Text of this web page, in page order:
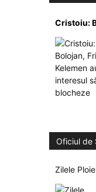
Cristoiu:
Oficiul de
Zilele